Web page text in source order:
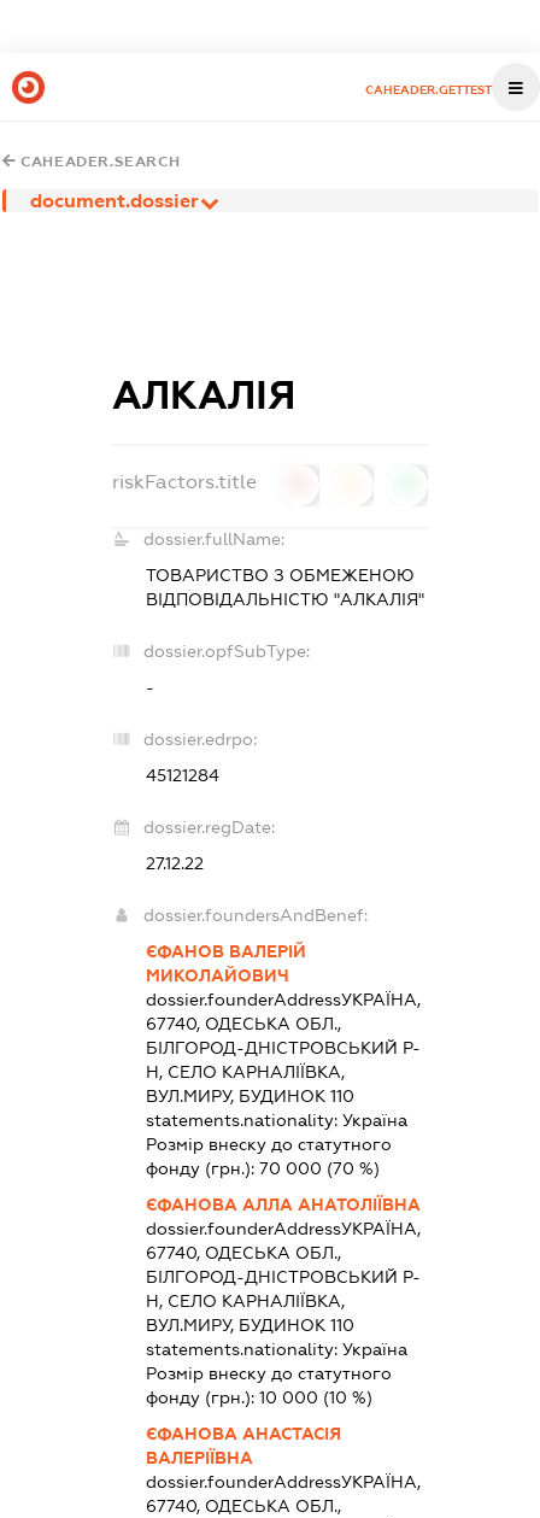
CAHEADER.GETTEST
CAHEADER.SEARCH
document.dossier
АЛКАЛІЯ
riskFactors.title
dossier.fullName:
ТОВАРИСТВО З ОБМЕЖЕНОЮ
ВІДПОВІДАЛЬНІСТЮ "АЛКАЛІЯ"
dossier.opfSubType:
-
dossier.edrpo:
45121284
dossier.regDate:
27.12.22
dossier.foundersAndBenef:
ЄФАНОВ ВАЛЕРІЙ
МИКОЛАЙОВИЧ
dossier.founderAddressУКРАЇНА,
67740, ОДЕСЬКА ОБЛ.,
БІЛГОРОД-ДНІСТРОВСЬКИЙ Р-
Н, СЕЛО КАРНАЛІЇВКА,
ВУЛ.МИРУ, БУДИНОК 110
statements.nationality: Україна
Розмір внеску до статутного
фонду (грн.): 70 000 (70 %)
ЄФАНОВА АЛЛА АНАТОЛІЇВНА
dossier.founderAddressУКРАЇНА,
67740, ОДЕСЬКА ОБЛ.,
БІЛГОРОД-ДНІСТРОВСЬКИЙ Р-
Н, СЕЛО КАРНАЛІЇВКА,
ВУЛ.МИРУ, БУДИНОК 110
statements.nationality: Україна
Розмір внеску до статутного
фонду (грн.): 10 000 (10 %)
ЄФАНОВА АНАСТАСІЯ
ВАЛЕРІЇВНА
dossier.founderAddressУКРАЇНА,
67740, ОДЕСЬКА ОБЛ.,